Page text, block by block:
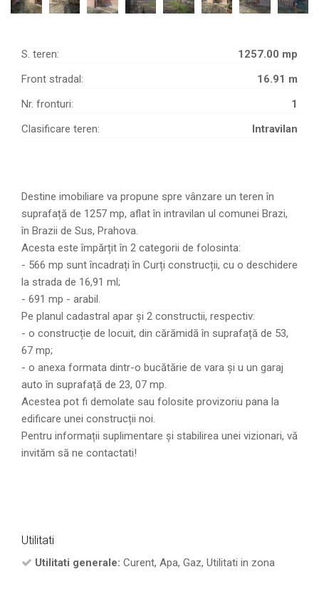
S. teren:
1257.00 mp
Front stradal:
16.91 m
Nr. fronturi:
1
Clasificare teren:
Intravilan
Destine imobiliare va propune spre vânzare un teren în
suprafață de 1257 mp, aflat în intravilan ul comunei Brazi,
în Brazii de Sus, Prahova.
Acesta este împărțit în 2 categorii de folosinta:
- 566 mp sunt încadrați în Curți construcții, cu o deschidere
la strada de 16,91 ml;
- 691 mp - arabil.
Pe planul cadastral apar și 2 constructii, respectiv:
- o construcție de locuit, din cărămidă în suprafață de 53,
67 mp;
- o anexa formata dintr-o bucătărie de vara și u un garaj
auto în suprafață de 23, 07 mp.
Acestea pot fi demolate sau folosite provizoriu pana la
edificare unei construcții noi.
Pentru informații suplimentare și stabilirea unei vizionari, vă
invităm să ne contactati!
Utilitati
Utilitati generale: Curent, Apa, Gaz, Utilitati in zona